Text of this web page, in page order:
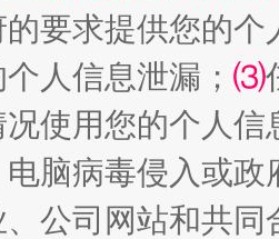
要求提供您的个
人信息泄漏； ⑶
使用您的个人
脑病毒侵入或
公司网站和共